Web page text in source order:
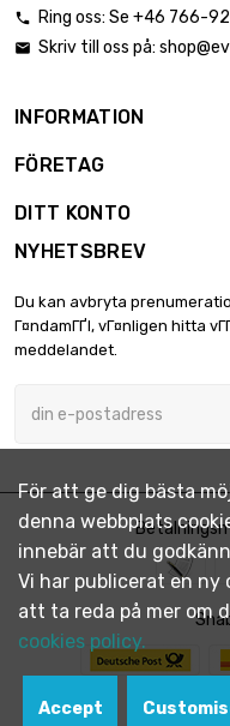
 Ring oss: Se +46 766-
 Skriv till oss på:
INFORMATION
FÖRETAG
DITT KONTO
NYHETSBREV
Du kan avbryta
Г¤ndamГҐl, vГ¤nligen hitta
meddelandet.
För att ge dig bästa
denna webbplats
innebär att du
Vi har publicerat en ny
att ta reda på mer om
cookies policy.
Accept